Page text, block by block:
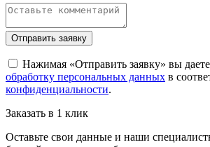
Отправить заявку
Нажимая «Отправить заявку» вы даете
обработку персональных данных в
конфиденциальности.
Заказать в 1 клик
Оставьте свои данные и наши